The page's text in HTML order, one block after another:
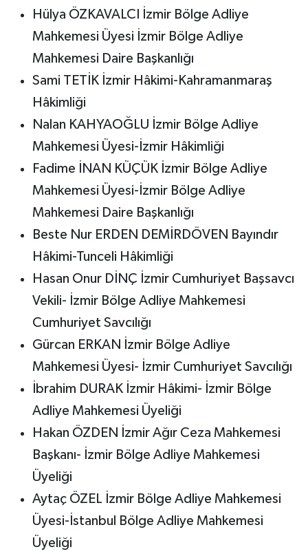
Hülya ÖZKAVALCI İzmir Bölge Adliye
Mahkemesi Üyesi İzmir Bölge Adliye
Mahkemesi Daire Başkanlığı
Sami TETİK İzmir Hâkimi-Kahramanmaraş
Hâkimliği
Nalan KAHYAOĞLU İzmir Bölge Adliye
Mahkemesi Üyesi-İzmir Hâkimliği
Fadime İNAN KÜÇÜK İzmir Bölge Adliye
Mahkemesi Üyesi-İzmir Bölge Adliye
Mahkemesi Daire Başkanlığı
Beste Nur ERDEN DEMİRDÖVEN Bayındır
Hâkimi-Tunceli Hâkimliği
Hasan Onur DİNÇ İzmir Cumhuriyet Başsavcı
Vekili- İzmir Bölge Adliye Mahkemesi
Cumhuriyet Savcılığı
Gürcan ERKAN İzmir Bölge Adliye
Mahkemesi Üyesi- İzmir Cumhuriyet Savcılığı
İbrahim DURAK İzmir Hâkimi- İzmir Bölge
Adliye Mahkemesi Üyeliği
Hakan ÖZDEN İzmir Ağır Ceza Mahkemesi
Başkanı- İzmir Bölge Adliye Mahkemesi
Üyeliği
Aytaç ÖZEL İzmir Bölge Adliye Mahkemesi
Üyesi-İstanbul Bölge Adliye Mahkemesi
Üyeliği